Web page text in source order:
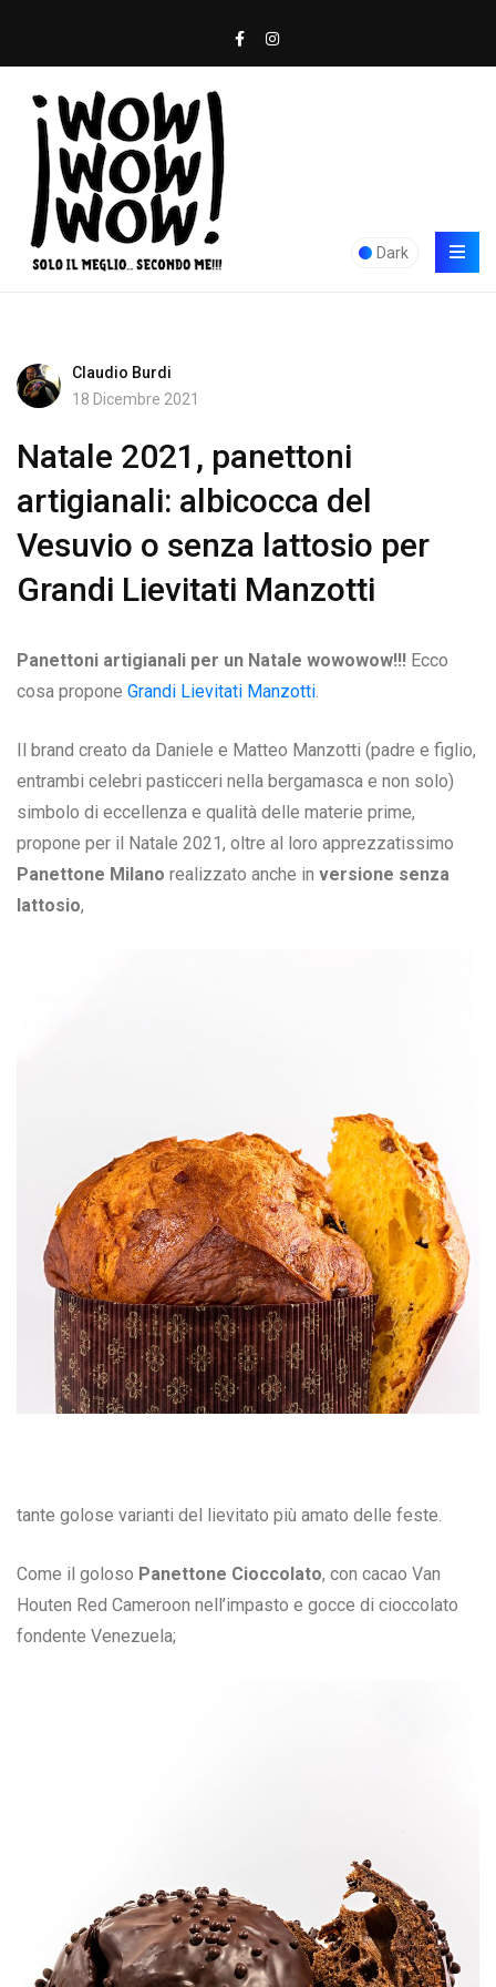
Dark
Claudio Burdi
18 Dicembre 2021
Natale 2021, panettoni
artigianali: albicocca del
Vesuvio o senza lattosio per
Grandi Lievitati Manzotti
Panettoni artigianali per un Natale wowowow!!! Ecco
cosa propone Grandi Lievitati Manzotti.
Il brand creato da Daniele e Matteo Manzotti (padre e figlio,
entrambi celebri pasticceri nella bergamasca e non solo)
simbolo di eccellenza e qualità delle materie prime,
propone per il Natale 2021, oltre al loro apprezzatissimo
Panettone Milano realizzato anche in versione senza
lattosio,
tante golose varianti del lievitato più amato delle feste.
Come il goloso Panettone Cioccolato, con cacao Van
Houten Red Cameroon nell’impasto e gocce di cioccolato
fondente Venezuela;